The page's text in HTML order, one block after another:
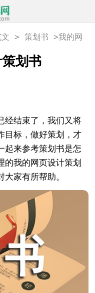
> 策划书 >我的网
划书
结束了，我们又将
目标，做好策划，才
起来参考策划书是怎
的我的网页设计策划
家有所帮助。